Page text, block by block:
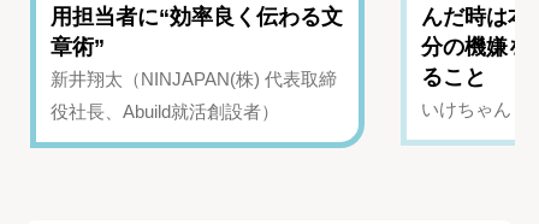
用担当者に“効率良く伝わる文
章術”
新井翔太（NINJAPAN(株) 代表取締
役社長、Abuild就活創設者）
んだ時は
分の機嫌を
ること
いけちゃん（